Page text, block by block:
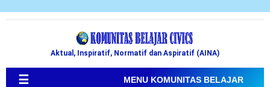
Aktual, Inspiratif, Normatif dan Aspiratif (AINA)
☰ MENU KOMUNITAS BELAJAR